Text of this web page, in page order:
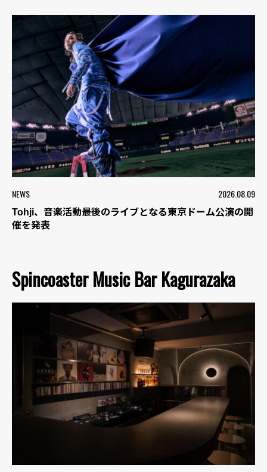
NEWS 2026.08.09
Tohji、音楽活動最後のライブとなる東京ドーム公演の開
催を発表
Spincoaster Music Bar Kagurazaka